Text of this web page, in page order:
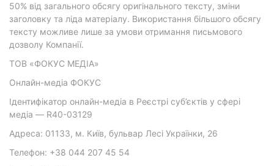
50% від загального обсягу оригінального тексту, зміни
заголовку та ліда матеріалу. Використання більшого обсягу
тексту можливе лише за умови отримання письмового
дозволу Компанії.
ТОВ «ФОКУС МЕДІА»
Онлайн-медіа ФОКУС
Ідентифікатор онлайн-медіа в Реєстрі суб’єктів у сфері
медіа — R40-03129
Адреса: 01133, м. Київ, бульвар Лесі Українки, 26
Телефон: +38 044 207 45 54